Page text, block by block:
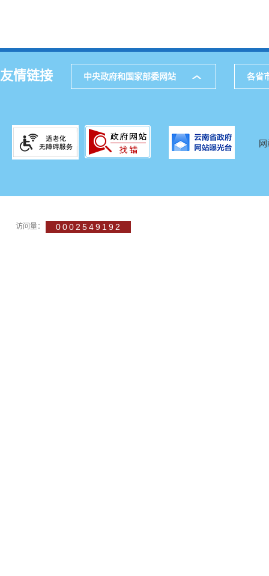
友情链接 中央政府和国家部委网站 各省
访问量： 0002549192